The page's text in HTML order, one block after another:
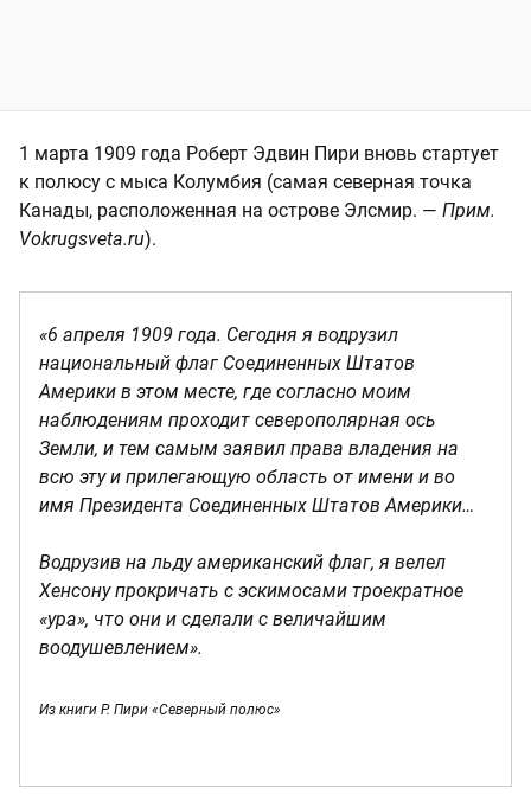
1 марта 1909 года Роберт Эдвин Пири вновь стартует
к полюсу с мыса Колумбия (самая северная точка
Канады, расположенная на острове Элсмир. — Прим.
Vokrugsveta.ru).
«6 апреля 1909 года. Сегодня я водрузил
национальный флаг Соединенных Штатов
Америки в этом месте, где согласно моим
наблюдениям проходит северополярная ось
Земли, и тем самым заявил права владения на
всю эту и прилегающую область от имени и во
имя Президента Соединенных Штатов Америки…
Водрузив на льду американский флаг, я велел
Хенсону прокричать с эскимосами троекратное
«ура», что они и сделали с величайшим
воодушевлением».
Из книги Р. Пири «Северный полюс»